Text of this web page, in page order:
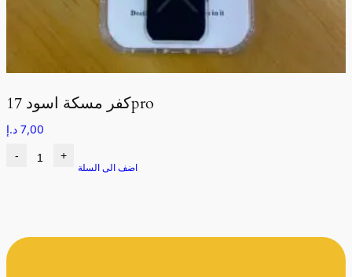
كفر مسكة اسود 17pro
7,00 د.إ
- +
اضف الى السلة